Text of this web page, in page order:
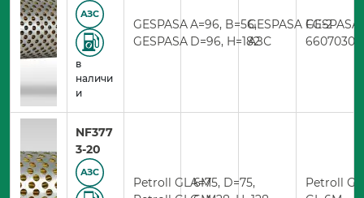
АЗС
в
наличи
и
GESPASA
GESPASA
A=96, B=56,
D=96, H=182
GESPASA FG-2
АЗС
GESPASA
NF377
3-20
АЗС
Petroll GL 6MA=75, D=75,
Petroll